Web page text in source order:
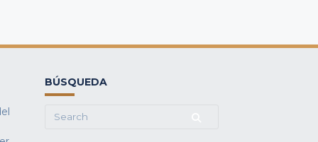
BÚSQUEDA
Search